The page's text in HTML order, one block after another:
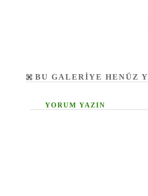
BU GALERIYE HENÜZ
YORUM YAZIN